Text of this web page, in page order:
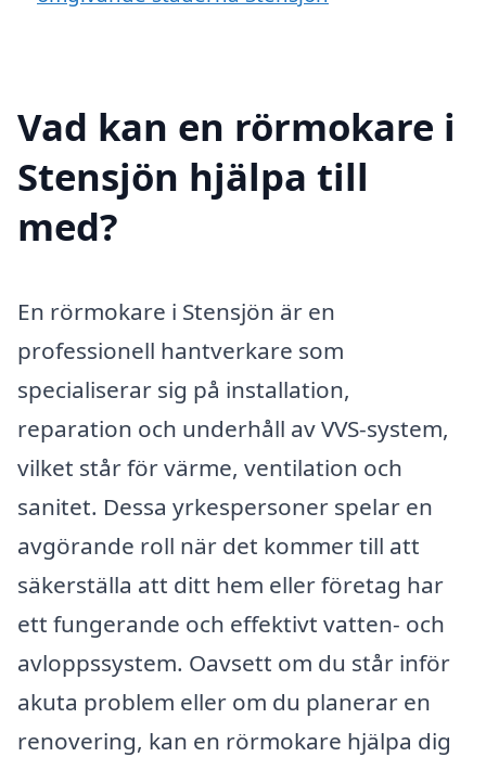
Vad kan en rörmokare i
Stensjön hjälpa till
med?
En rörmokare i Stensjön är en
professionell hantverkare som
specialiserar sig på installation,
reparation och underhåll av VVS-system,
vilket står för värme, ventilation och
sanitet. Dessa yrkespersoner spelar en
avgörande roll när det kommer till att
säkerställa att ditt hem eller företag har
ett fungerande och effektivt vatten- och
avloppssystem. Oavsett om du står inför
akuta problem eller om du planerar en
renovering, kan en rörmokare hjälpa dig